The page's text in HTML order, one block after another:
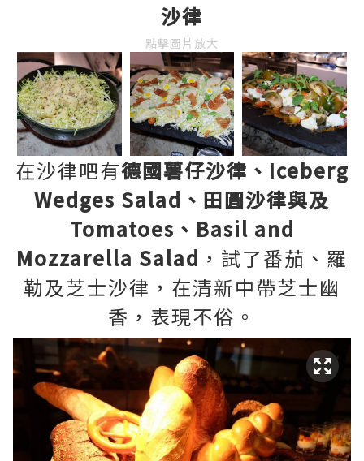
沙律
點擊圖片放大
在沙律吧有德國薯仔沙律、Iceberg
Wedges Salad、田圓沙律與及
Tomatoes、Basil and
Mozzarella Salad ，試了番茄、羅
勒及芝士沙律，在清新中帶芝士幽
香，表現不俗。